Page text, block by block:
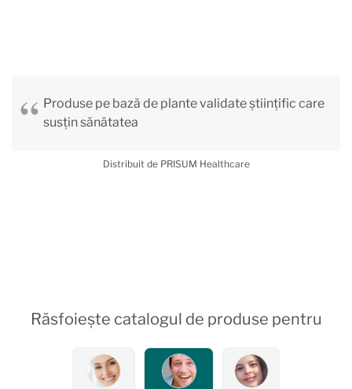
Produse pe bază de plante validate științific care
susțin sănătatea
Distribuit de PRISUM Healthcare
Răsfoiește catalogul de produse pentru